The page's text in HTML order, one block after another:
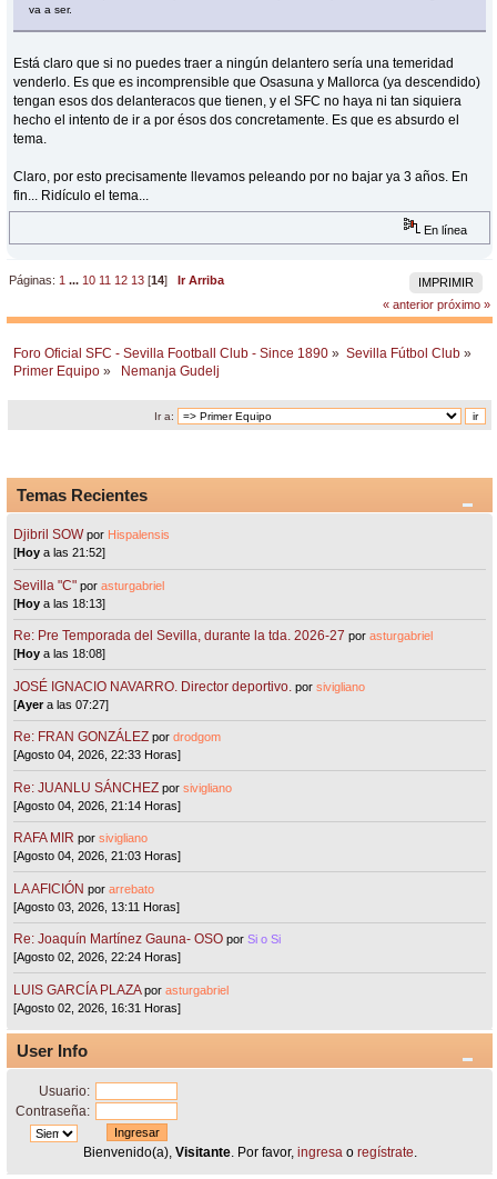
va a ser.
Está claro que si no puedes traer a ningún delantero sería una temeridad
venderlo. Es que es incomprensible que Osasuna y Mallorca (ya descendido)
tengan esos dos delanteracos que tienen, y el SFC no haya ni tan siquiera
hecho el intento de ir a por ésos dos concretamente. Es que es absurdo el
tema.
Claro, por esto precisamente llevamos peleando por no bajar ya 3 años. En
fin... Ridículo el tema...
En línea
IMPRIMIR
Páginas:1 ...10 11 12 13 [14]
Ir Arriba
« anterior próximo »
Foro Oficial SFC - Sevilla Football Club - Since 1890 » Sevilla Fútbol Club »
Primer Equipo » Nemanja Gudelj
Ir a:
Temas Recientes
Djibril SOW por Hispalensis
[Hoy a las 21:52]
Sevilla "C"porasturgabriel
[Hoy a las 18:13]
Re: Pre Temporada del Sevilla, durante la tda. 2026-27 porasturgabriel
[Hoy a las 18:08]
JOSÉ IGNACIO NAVARRO. Director deportivo. porsivigliano
[Ayera las 07:27]
Re: FRAN GONZÁLEZ pordrodgom
[Agosto 04, 2026, 22:33 Horas]
Re: JUANLU SÁNCHEZ porsivigliano
[Agosto 04, 2026, 21:14 Horas]
RAFA MIR porsivigliano
[Agosto 04, 2026, 21:03 Horas]
LA AFICIÓN porarrebato
[Agosto 03, 2026, 13:11 Horas]
Re: Joaquín Martínez Gauna- OSO porSi o Si
[Agosto 02, 2026, 22:24 Horas]
LUIS GARCÍA PLAZA porasturgabriel
[Agosto 02, 2026, 16:31 Horas]
User Info
Usuario:
Contraseña:
Bienvenido(a), Visitante. Por favor, ingresa o regístrate